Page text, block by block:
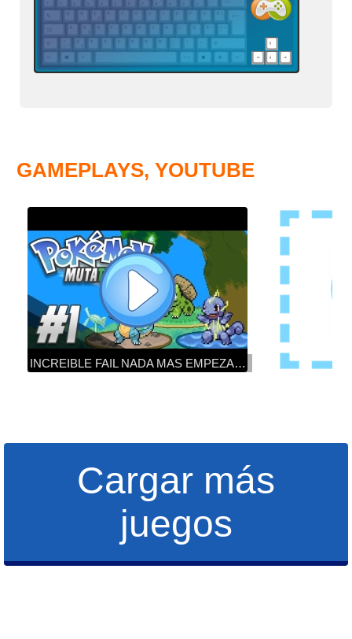
GAMEPLAYS, YOUTUBE
INCREIBLE FAIL NADA MAS EMPEZAR! - POKEMON MUTATIPO #01 Hardlocke
Cargar más
juegos